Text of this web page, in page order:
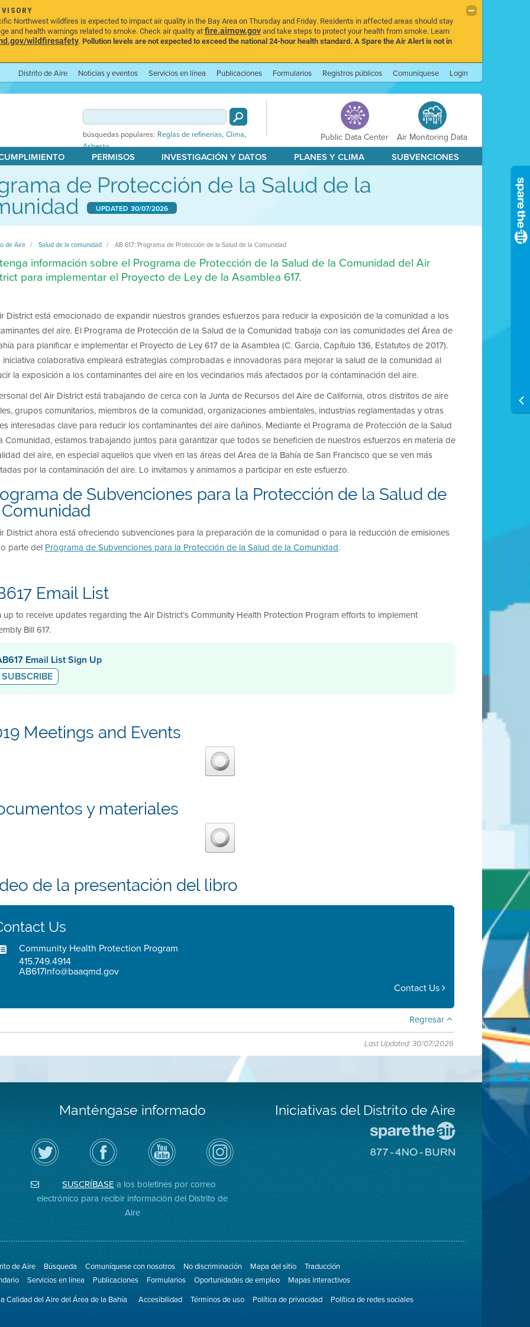
Northwest wildfires is expected to impact air quality in the Bay Area on Thursday and Friday. Residents in affected areas should stay
and health warnings related to smoke. Check air quality atfire.airnow.govand take steps to protect your health from smoke. Learn
wildfiresafety.Pollution levels are not expected to exceed the national 24-hour health standard. A Spare the Air Alert is not in
Distrito de Aire Noticias y eventos Servicios en línea Publicaciones Formularios Registros públicos Comuníquese Login
búsquedas populares: Reglas de refinerías, Clima,
Asbesto
Public Data Center Air Monitoring Data
PERMISOS INVESTIGACIÓN Y DATOS PLANES Y CLIMA SUBVENCIONES
de Protección de la Salud de la
UPDATED 30/07/2026
de Aire Salud de la comunidad AB 617: Programa de Protección de la Salud de la Comunidad
información sobre el Programa de Protección de la Salud de la Comunidad del Air
para implementar el Proyecto de Ley de la Asamblea 617.
District está emocionado de expandir nuestros grandes esfuerzos para reducir la exposición de la comunidad a los
del aire. El Programa de Protección de la Salud de la Comunidad trabaja con las comunidades del Área de
para planificar e implementar el Proyecto de Ley 617 de la Asamblea (C. Garcia, Capítulo 136, Estatutos de 2017).
iniciativa colaborativa empleará estrategias comprobadas e innovadoras para mejorar la salud de la comunidad al
la exposición a los contaminantes del aire en los vecindarios más afectados por la contaminación del aire.
del Air District está trabajando de cerca con la Junta de Recursos del Aire de California, otros distritos de aire
grupos comunitarios, miembros de la comunidad, organizaciones ambientales, industrias reglamentadas y otras
interesadas clave para reducir los contaminantes del aire dañinos. Mediante el Programa de Protección de la Salud
Comunidad, estamos trabajando juntos para garantizar que todos se beneficien de nuestros esfuerzos en materia de
del aire, en especial aquellos que viven en las áreas del Área de la Bahía de San Francisco que se ven más
por la contaminación del aire. Lo invitamos y animamos a participar en este esfuerzo.
de Subvenciones para la Protección de la Salud de
District ahora está ofreciendo subvenciones para la preparación de la comunidad o para la reducción de emisiones
parte del Programa de Subvenciones para la Protección de la Salud de la Comunidad.
Email List
up to receive updates regarding the Air District’s Community Health Protection Program efforts to implement
Bill 617.
Email List Sign Up
SUBSCRIBE
Meetings and Events
y materiales
de la presentación del libro
Us
Community Health Protection Program
415.749.4914
AB617Info@baaqmd.gov
Contact Us
Regresar
Last Updated: 30/07/2026
Manténgase informado
Siga
el
Distrito
de
Twitter
Visite
la
página
de
del
Distrito
Canal
de
YouTube
del
de
Aire
Air
District
on
Instagram
SUSCRÍBASE a los boletines por correo
electrónico para recibir información del Distrito de
Aire
Iniciativas del Distrito de Aire
el
aire)
de Aire Búsqueda Comuníquese con nosotros No discriminación Mapa del sitio
Traducción
Servicios en línea Publicaciones Formularios Oportunidades de empleo
Mapas interactivos
Calidad del Aire del Área de la Bahía
Accesibilidad Términos de uso Política de privacidad Política de redes sociales